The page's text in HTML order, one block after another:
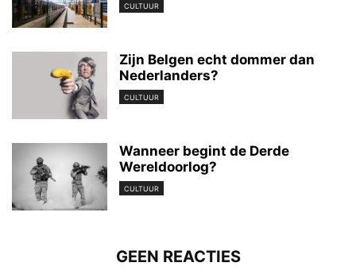
CULTUUR
Zijn Belgen echt dommer dan
Nederlanders?
CULTUUR
Wanneer begint de Derde
Wereldoorlog?
CULTUUR
GEEN REACTIES